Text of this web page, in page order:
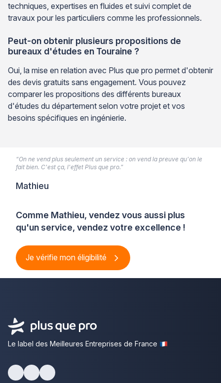
techniques, expertises en fluides et suivi complet de
travaux pour les particuliers comme les professionnels.
Peut-on obtenir plusieurs propositions de
bureaux d'études en Touraine ?
Oui, la mise en relation avec Plus que pro permet d'obtenir
des devis gratuits sans engagement. Vous pouvez
comparer les propositions des différents bureaux
d'études du département selon votre projet et vos
besoins spécifiques en ingénierie.
Comme Mathieu, vendez vous aussi plus
qu'un service, vendez votre excellence !
Je vérifie mon éligibilité
“On ne vend plus seulement un service : on vend la preuve qu'on le
fait bien. C'est ça, l'effet Plus que pro.”
Mathieu
Le label des Meilleures Entreprises de France